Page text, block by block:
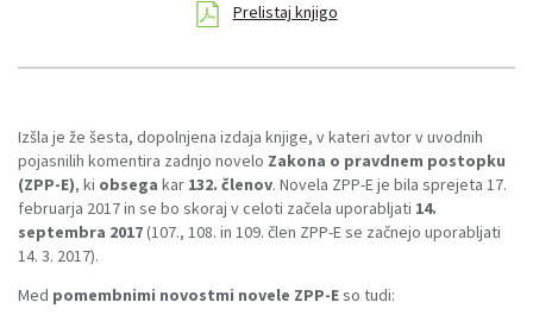
Prelistaj knjigo
Izšla je že šesta, dopolnjena izdaja knjige, v kateri avtor v uvodnih
pojasnilih komentira zadnjo novelo Zakona o pravdnem postopku
(ZPP-E), ki obsega kar 132. členov. Novela ZPP-E je bila sprejeta 17.
februarja 2017 in se bo skoraj v celoti začela uporabljati 14.
septembra 2017(107., 108. in 109. člen ZPP-E se začnejo uporabljati
14. 3. 2017).
Med pomembnimi novostmi novele ZPP-Eso tudi: